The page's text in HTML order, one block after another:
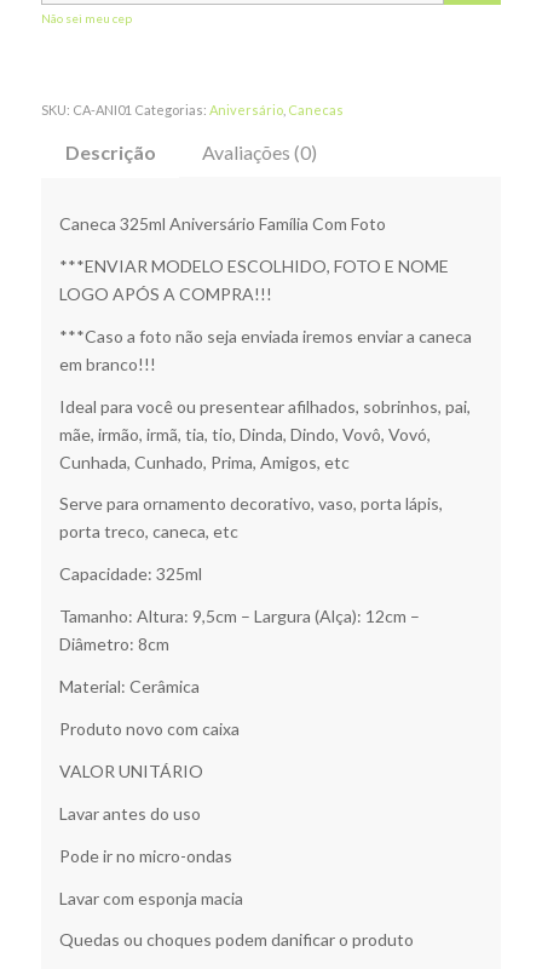
Não sei meu cep
SKU: CA-ANI01 Categorias: Aniversário, Canecas
Descrição Avaliações (0)
Caneca 325ml Aniversário Família Com Foto
***ENVIAR MODELO ESCOLHIDO, FOTO E NOME
LOGO APÓS A COMPRA!!!
***Caso a foto não seja enviada iremos enviar a caneca
em branco!!!
Ideal para você ou presentear afilhados, sobrinhos, pai,
mãe, irmão, irmã, tia, tio, Dinda, Dindo, Vovô, Vovó,
Cunhada, Cunhado, Prima, Amigos, etc
Serve para ornamento decorativo, vaso, porta lápis,
porta treco, caneca, etc
Capacidade: 325ml
Tamanho: Altura: 9,5cm – Largura (Alça): 12cm –
Diâmetro: 8cm
Material: Cerâmica
Produto novo com caixa
VALOR UNITÁRIO
Lavar antes do uso
Pode ir no micro-ondas
Lavar com esponja macia
Quedas ou choques podem danificar o produto